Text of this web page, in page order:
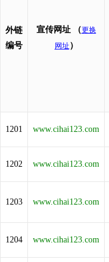
外链
编号
宣传网址 （更换
网址 ）
1201 www.cihai123.com
1202 www.cihai123.com
1203 www.cihai123.com
1204 www.cihai123.com